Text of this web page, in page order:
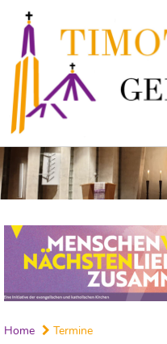
Home Termine